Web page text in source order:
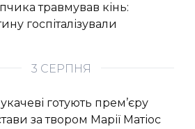
травмував кінь:
госпіталізували
3 СЕРПНЯ
готують прем’єру
за твором Марії Матіос